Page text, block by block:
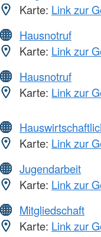
Karte: Link zur
Hausnotruf
Karte: Link zur
Hausnotruf
Karte: Link zur
Karte: Link zur
Jugendarbeit
Karte: Link zur
Mitgliedschaft
Karte: Link zur